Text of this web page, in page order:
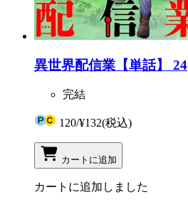
異世界配信業【単話】 24
完結
120/¥132(税込)
カートに追加
カートに追加しました